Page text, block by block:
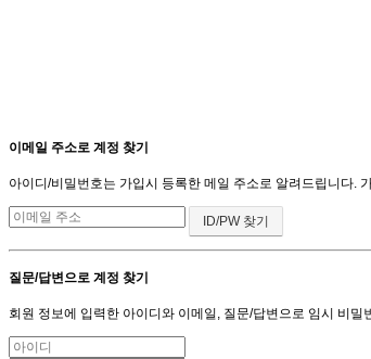
이메일 주소로 계정 찾기
아이디/비밀번호는 가입시 등록한 메일 주소로 알려드립니다.
질문/답변으로 계정 찾기
회원 정보에 입력한 아이디와 이메일, 질문/답변으로 임시 비밀